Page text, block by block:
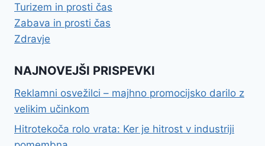
Turizem in prosti čas
Zabava in prosti čas
Zdravje
NAJNOVEJŠI PRISPEVKI
Reklamni osvežilci – majhno promocijsko darilo z
velikim učinkom
Hitrotekoča rolo vrata: Ker je hitrost v industriji